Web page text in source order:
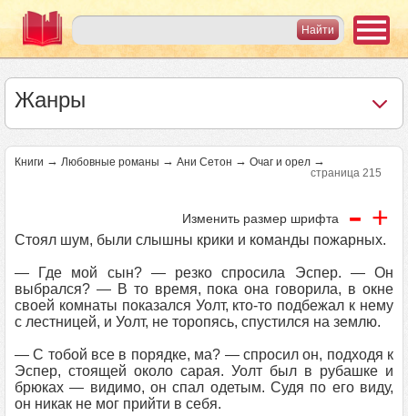
Жанры
Книги → Любовные романы → Ани Сетон → Очаг и орел →
страница 215
Изменить размер шрифта - +
Стоял шум, были слышны крики и команды пожарных.
— Где мой сын? — резко спросила Эспер. — Он
выбрался? — В то время, пока она говорила, в окне
своей комнаты показался Уолт, кто-то подбежал к нему
с лестницей, и Уолт, не торопясь, спустился на землю.
— С тобой все в порядке, ма? — спросил он, подходя к
Эспер, стоящей около сарая. Уолт был в рубашке и
брюках — видимо, он спал одетым. Судя по его виду,
он никак не мог прийти в себя.